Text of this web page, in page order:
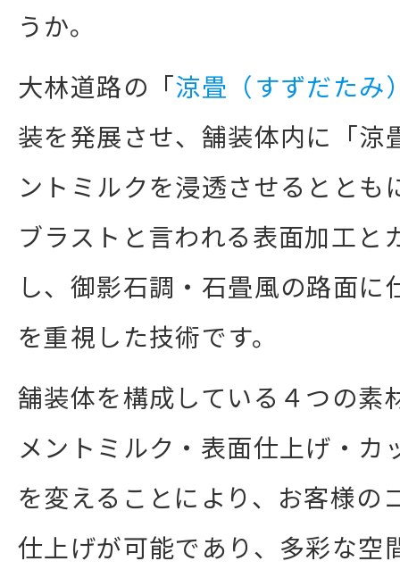
うか。
大林道路の「涼畳（すずだたみ
装を発展させ、舗装体内に「涼
ントミルクを浸透させるととも
ブラストと言われる表面加工と
し、御影石調・石畳風の路面に
を重視した技術です。
舗装体を構成している４つの素
メントミルク・表面仕上げ・カ
を変えることにより、お客様の
仕上げが可能であり、多彩な空